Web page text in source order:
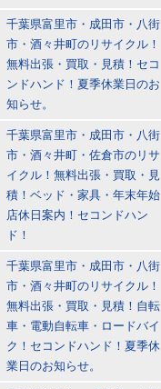
千葉県富里市・成田市・八街
市・酒々井町のリサイクル！
無料出張・買取・見積！セコ
ンドハンド！夏季休業日のお
知らせ。
千葉県富里市・成田市・八街
市・酒々井町・佐倉市のリサ
イクル！無料出張・買取・見
積！ベッド・家具・年末年始
店休日案内！セコンドハン
ド！
千葉県富里市・成田市・八街
市・酒々井町のリサイクル！
無料出張・買取・見積！自転
車・電動自転車・ロードバイ
ク！セコンドハンド！夏季休
業日のお知らせ。